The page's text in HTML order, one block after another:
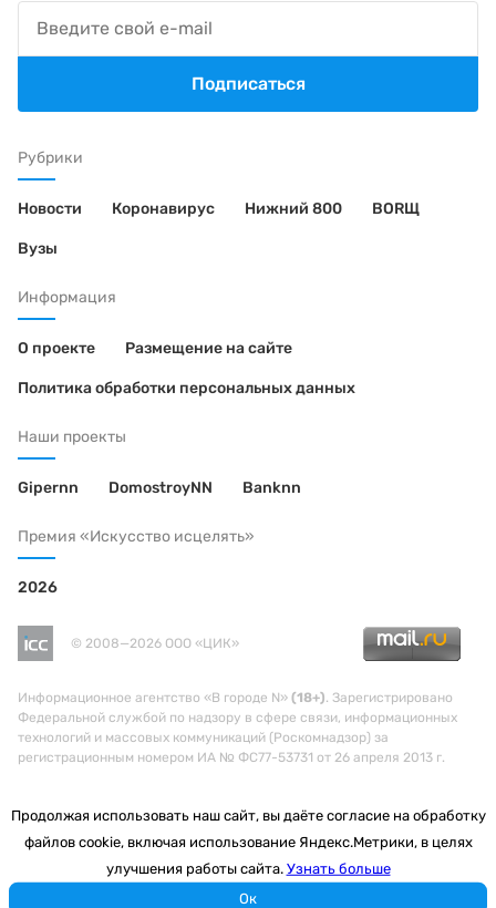
Рубрики
Новости Коронавирус Нижний 800 BORЩ
Вузы
Информация
О проекте Размещение на сайте
Политика обработки персональных данных
Наши проекты
Gipernn DomostroyNN Banknn
Премия «Искусство исцелять»
2026
© 2008—2026 ООО «ЦИК»
Информационное агентство «В городе N» (18+). Зарегистрировано
Федеральной службой по надзору в сфере связи, информационных
технологий и массовых коммуникаций (Роскомнадзор) за
регистрационным номером ИА № ФС77-53731 от 26 апреля 2013 г.
Подписаться
Продолжая использовать наш сайт, вы даёте согласие на обработку
файлов cookie, включая использование Яндекс.Метрики, в целях
улучшения работы сайта. Узнать больше
Ок